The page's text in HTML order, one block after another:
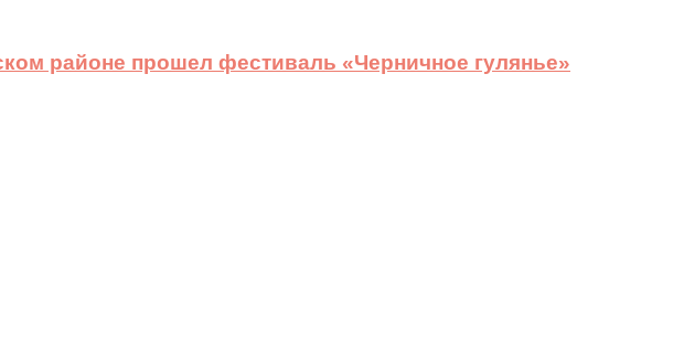
районе прошел фестиваль «Черничное гулянье»